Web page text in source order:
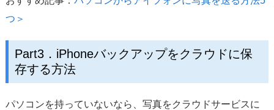
つ＞
Part3．iPhoneバックアップをクラウドに保
存する方法
パソコンを持っていないなら、写真をクラウドサービスに